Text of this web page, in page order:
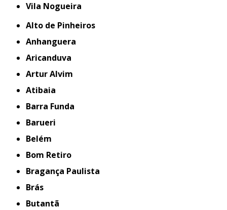
Vila Nogueira
Alto de Pinheiros
Anhanguera
Aricanduva
Artur Alvim
Atibaia
Barra Funda
Barueri
Belém
Bom Retiro
Bragança Paulista
Brás
Butantã